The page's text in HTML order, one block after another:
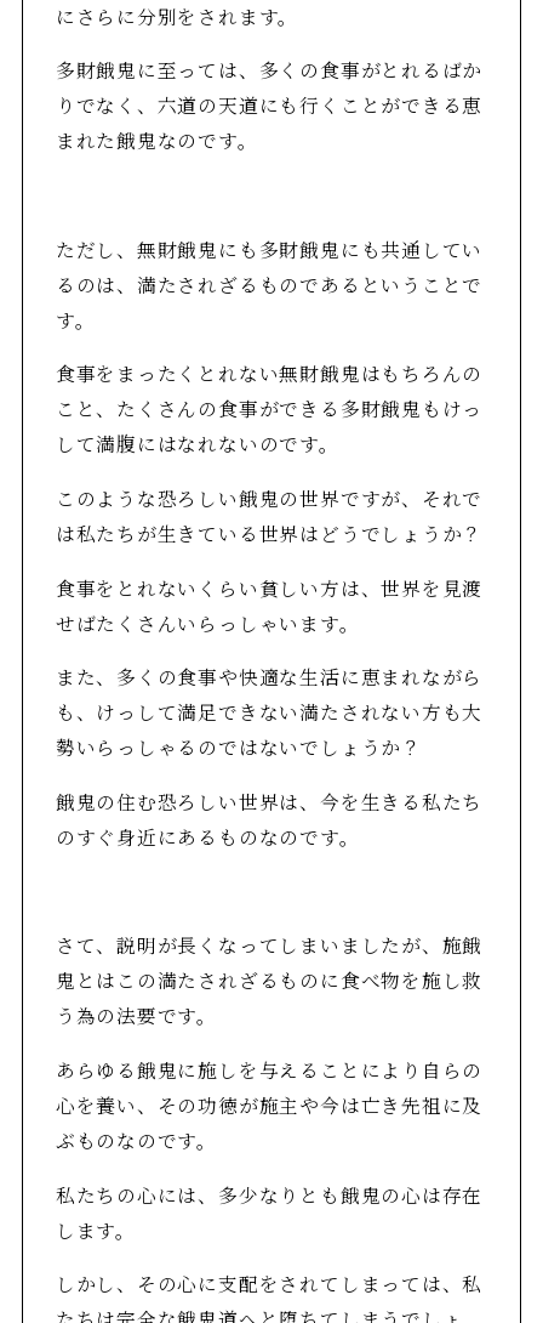
にさらに分別をされます。
多財餓鬼に至っては、多くの食事がとれるばか
りでなく、六道の天道にも行くことができる恵
まれた餓鬼なのです。
ただし、無財餓鬼にも多財餓鬼にも共通してい
るのは、満たされざるものであるということで
す。
食事をまったくとれない無財餓鬼はもちろんの
こと、たくさんの食事ができる多財餓鬼もけっ
して満腹にはなれないのです。
このような恐ろしい餓鬼の世界ですが、それで
は私たちが生きている世界はどうでしょうか？
食事をとれないくらい貧しい方は、世界を見渡
せばたくさんいらっしゃいます。
また、多くの食事や快適な生活に恵まれながら
も、けっして満足できない満たされない方も大
勢いらっしゃるのではないでしょうか？
餓鬼の住む恐ろしい世界は、今を生きる私たち
のすぐ身近にあるものなのです。
さて、説明が長くなってしまいましたが、施餓
鬼とはこの満たされざるものに食べ物を施し救
う為の法要です。
あらゆる餓鬼に施しを与えることにより自らの
心を養い、その功徳が施主や今は亡き先祖に及
ぶものなのです。
私たちの心には、多少なりとも餓鬼の心は存在
します。
しかし、その心に支配をされてしまっては、私